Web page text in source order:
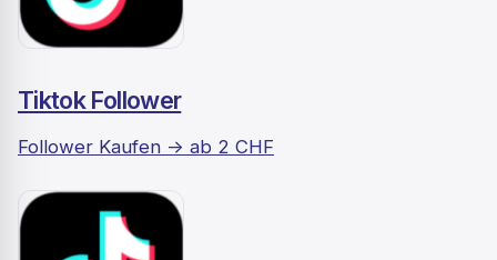
Tiktok Follower
Follower Kaufen -> ab 2 CHF